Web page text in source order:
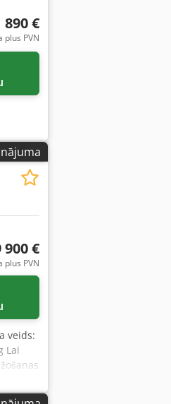
890 €
plus PVN
900 €
plus PVN
veids:
Lai
150